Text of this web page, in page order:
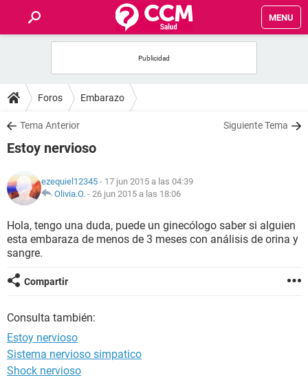
MENU
FOROS
SALUD
FAMILIA
NUTRICIÓN
BIENESTAR
Foros Embarazo
Tema Anterior Siguiente Tema
Estoy nervioso
ezequiel12345 - 17 jun 2015 a las 04:39
Olivia.O. - 26 jun 2015 a las 18:06
Hola, tengo una duda, puede un ginecólogo saber si alguien
esta embaraza de menos de 3 meses con análisis de orina y
sangre.
Compartir
Consulta también:
Estoy nervioso
Sistema nervioso simpatico
Shock nervioso